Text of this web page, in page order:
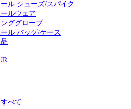
ル シューズ/スパイク
ルウェア
ググローブ
ル バッグ/ケース
べて